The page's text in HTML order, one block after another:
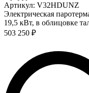
Артикул: V32HDUNZ
Электрическая
19,5 кВт, в облицовке
503 250 ₽